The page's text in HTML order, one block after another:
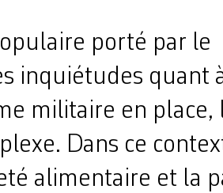
porté par le
inquiétudes quant
militaire en place,
Dans ce
alimentaire et la